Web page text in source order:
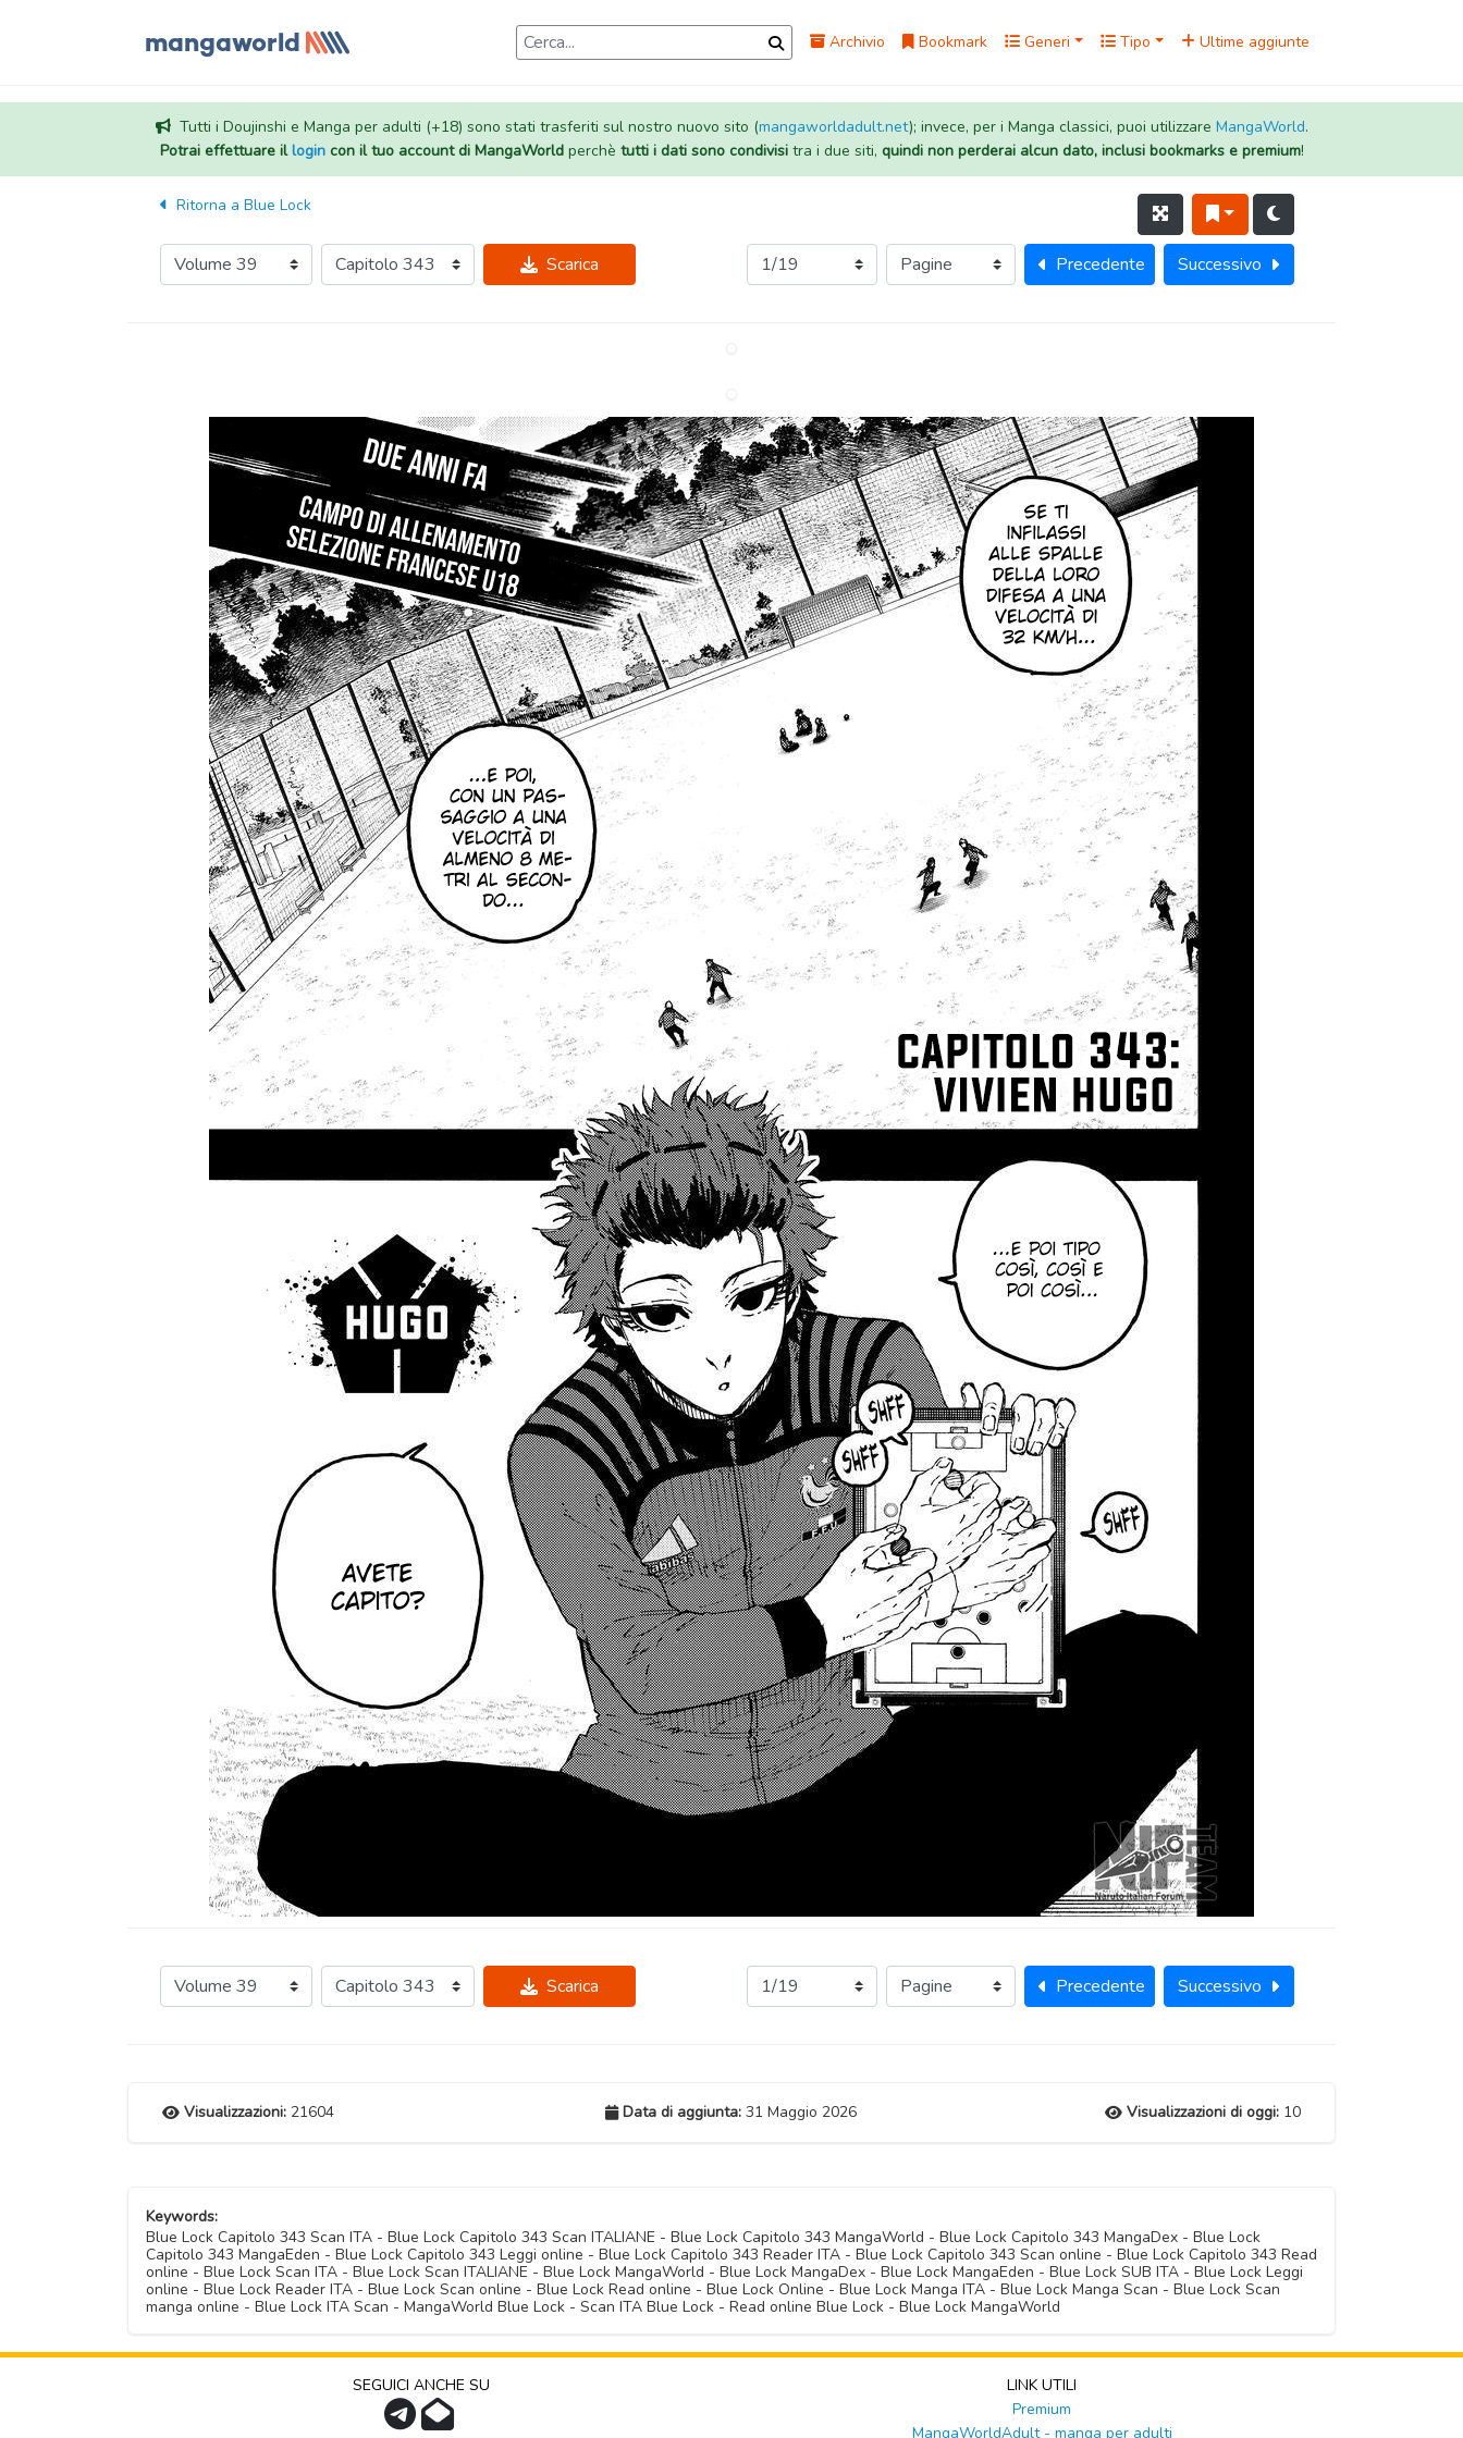
Archivio Bookmark Generi Tipo Ultime aggiunte
Tutti i Doujinshi e Manga per adulti (+18) sono stati trasferiti sul nostro nuovo sito (mangaworldadult.net); invece, per i Manga classici, puoi utilizzare MangaWorld.
Potrai effettuare illogincon il tuo account di MangaWorldperchè tutti i dati sono condivisitra i due siti, quindi non perderai alcun dato, inclusi bookmarks e premium!
Ritorna a Blue Lock
Scarica Precedente Successivo
Scarica Precedente Successivo
Visualizzazioni: 21604 Data di aggiunta: 31 Maggio 2026 Visualizzazioni di oggi:10
Keywords:
Blue Lock Capitolo 343 Scan ITA - Blue Lock Capitolo 343 Scan ITALIANE - Blue Lock Capitolo 343 MangaWorld - Blue Lock Capitolo 343 MangaDex - Blue Lock
Capitolo 343 MangaEden - Blue Lock Capitolo 343 Leggi online - Blue Lock Capitolo 343 Reader ITA - Blue Lock Capitolo 343 Scan online - Blue Lock Capitolo 343 Read
online - Blue Lock Scan ITA - Blue Lock Scan ITALIANE - Blue Lock MangaWorld - Blue Lock MangaDex - Blue Lock MangaEden - Blue Lock SUB ITA - Blue Lock Leggi
online - Blue Lock Reader ITA - Blue Lock Scan online - Blue Lock Read online - Blue Lock Online - Blue Lock Manga ITA - Blue Lock Manga Scan - Blue Lock Scan
manga online - Blue Lock ITA Scan - MangaWorld Blue Lock - Scan ITA Blue Lock - Read online Blue Lock - Blue Lock MangaWorld
SEGUICI ANCHE SU
LINK UTILI
Premium
MangaWorldAdult - manga per adulti